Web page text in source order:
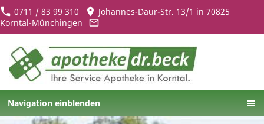
0711 / 83 99 310
Johannes-Daur-Str. 13/1 in 70825
Korntal-Münchingen
Navigation einblenden